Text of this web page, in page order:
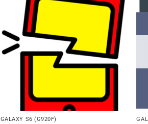
GALAXY S6 (G920F)